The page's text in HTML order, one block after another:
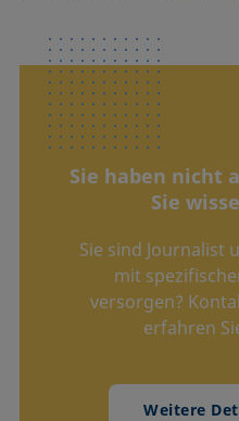
Sie haben nicht
Sie
Sie sind Journalist
mit
versorgen?
erfahren
Weitere